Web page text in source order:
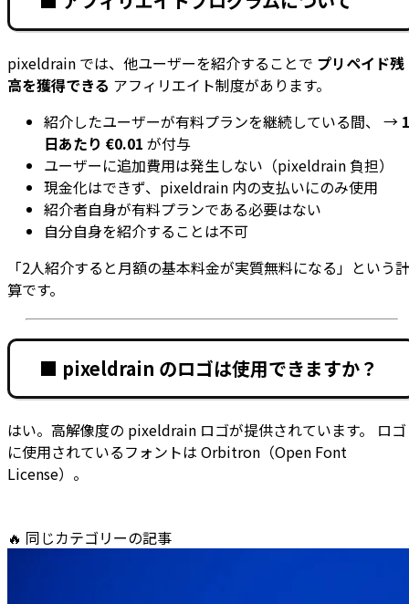
pixeldrain では、他ユーザーを紹介することで プリペイド残
高を獲得できる アフィリエイト制度があります。
紹介したユーザーが有料プランを継続している間、 → 1
日あたり €0.01 が付与
ユーザーに追加費用は発生しない（pixeldrain 負担）
現金化はできず、pixeldrain 内の支払いにのみ使用
紹介者自身が有料プランである必要はない
自分自身を紹介することは不可
「2人紹介すると月額の基本料金が実質無料になる」という計
算です。
■ pixeldrain のロゴは使用できますか？
はい。高解像度の pixeldrain ロゴが提供されています。 ロゴ
に使用されているフォントは Orbitron（Open Font
License）。
🔥 同じカテゴリーの記事